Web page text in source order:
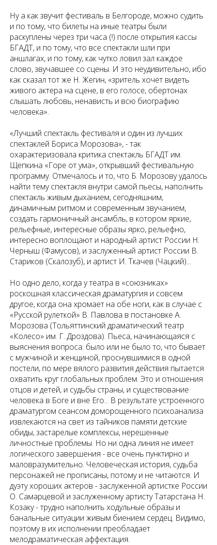
Ну а как звучит фестиваль в Белгороде, можно судить
и по тому, что билеты на иные театры были
раскуплены через три часа (!) после открытия кассы
БГАДТ, и по тому, что все спектакли шли при
аншлагах, и по тому, как чутко ловил зал каждое
слово, звучавшее со сцены. И это неудивительно, ибо
как сказал тот же Н. Жегин, «зритель хочет видеть
живого актера на сцене, в его голосе, обертонах
слышать любовь, ненависть и всю биографию
человека».
«Лучший спектакль фестиваля и один из лучших
спектаклей Бориса Морозова», - так
охарактеризовала критика спектакль БГАДТ им.
Щепкина «Горе от ума», открывший фестивальную
программу. Отмечалось и то, что Б. Морозову удалось
найти тему спектакля внутри самой пьесы, наполнить
спектакль живым дыханием, сегодняшним,
динамичным ритмом и современным звучанием,
создать гармоничный ансамбль, в котором яркие,
рельефные, интересные образы ярко, рельефно,
интересно воплощают и народный артист России Н.
Черныш (Фамусов), и заслуженный артист России В.
Стариков (Скалозуб), и артист И. Ткачев (Чацкий)...
Но одно дело, когда у театра в «союзниках»
роскошная классическая драматургия и совсем
другое, когда она хромает на обе ноги, как в случае с
«Русской рулеткой» В. Павлова в постановке А.
Морозова (Тольяттинский драматический театр
«Колесо» им. Г. Дроздова). Пьеса, начинающаяся с
выяснения вопроса: было или не было то, что бывает
с мужчиной и женщиной, проснувшимися в одной
постели, по мере вялого развития действия пытается
охватить круг глобальных проблем. Это и отношения
отцов и детей, и судьбы страны, и существование
человека в Боге и вне Его... В результате устроенного
драматургом сеансом доморощенного психоанализа
извлекаются на свет из тайников памяти детские
обиды, застарелые комплексы, нерешенные
личностные проблемы. Но ни одна линия не имеет
логического завершения - все очень пунктирно и
маловразумительно. Человеческая история, судьба
персонажей не прописаны, потому и не читаются. И
дуэту хороших актеров - заслуженной артистке России
О. Самарцевой и заслуженному артисту Татарстана Н.
Козаку - трудно наполнить ходульные образы и
банальные ситуации живым биением сердец. Видимо,
поэтому в их исполнении преобладает
мелодраматическая аффектация.